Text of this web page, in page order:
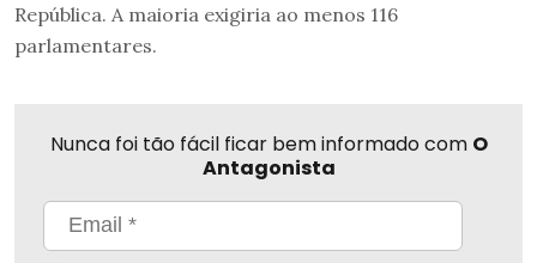
República. A maioria exigiria ao menos 116
parlamentares.
Nunca foi tão fácil ficar bem informado com O
Antagonista